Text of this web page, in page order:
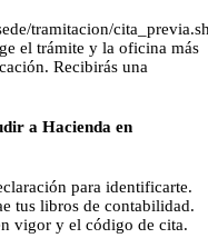
tramitacion/
el trámite y la oficina más
Recibirás una
a Hacienda en
para identificarte.
tus libros de contabilidad.
vigor y el código de cita.